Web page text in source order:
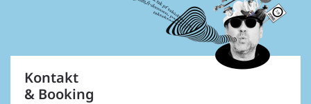
Kontakt
& Booking